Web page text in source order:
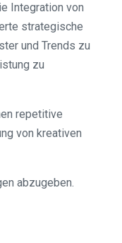
Integration von
strategische
und Trends zu
zu
repetitive
von kreativen
abzugeben.